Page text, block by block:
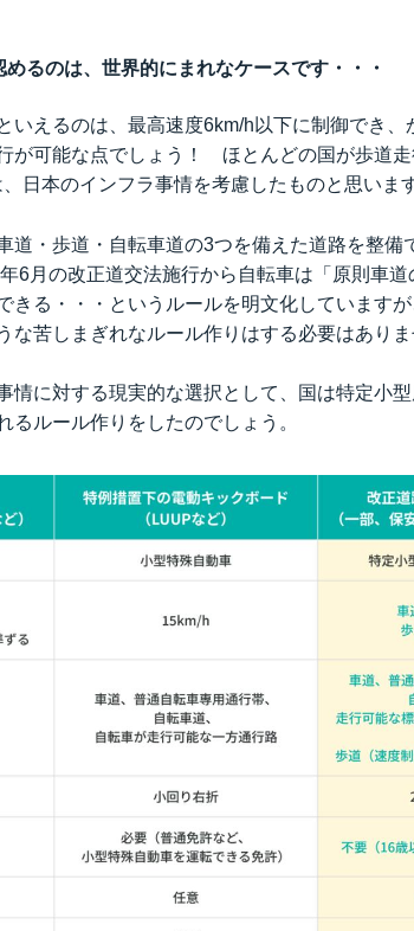
るのは、世界的にまれなケースです・・・
いえるのは、最高速度6km/h以下に制御でき、
が可能な点でしょう！ ほとんどの国が歩道
日本のインフラ事情を考慮したものと思います
道・歩道・自転車道の3つを備えた道路を整備
6月の改正道交法施行から自転車は「原則車道
きる・・・というルールを明文化しています
苦しまぎれなルール作りはする必要はありま
情に対する現実的な選択として、国は特定小
ルール作りをしたのでしょう。